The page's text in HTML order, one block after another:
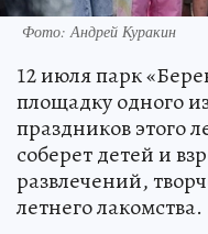
Фото: Андрей Куракин
12 июля парк
площадку одного
праздников этого
соберет детей и
развлечений,
летнего лакомства.